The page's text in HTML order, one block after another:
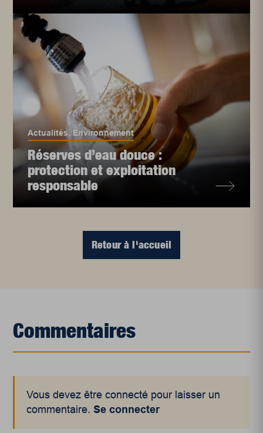
Actualités,Environnement
Réserves d’eau douce :
protection et exploitation
responsable
Retour à l'accueil
Commentaires
Vous devez être connecté pour laisser un
commentaire.Se connecter